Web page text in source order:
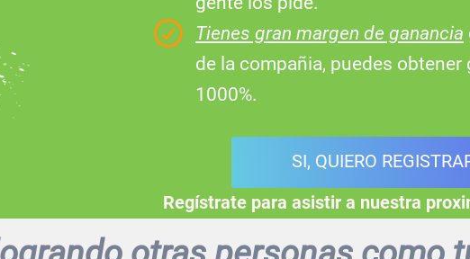
Tienes gran margen de ganancia
de la compañia, puedes
1000%.
SI, QUIERO
Regístrate para asistir a nuestra